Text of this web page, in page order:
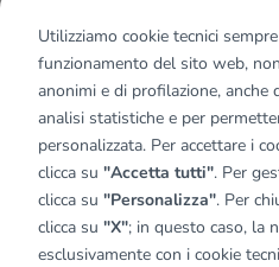
Utilizziamo cookie tecnici
funzionamento del sito web,
anonimi e di profilazione, anche
analisi statistiche e per
personalizzata. Per accettare i
clicca su "Accetta tutti". Per
clicca su "Personalizza". Per
clicca su "X"; in questo caso, la
esclusivamente con i cookie